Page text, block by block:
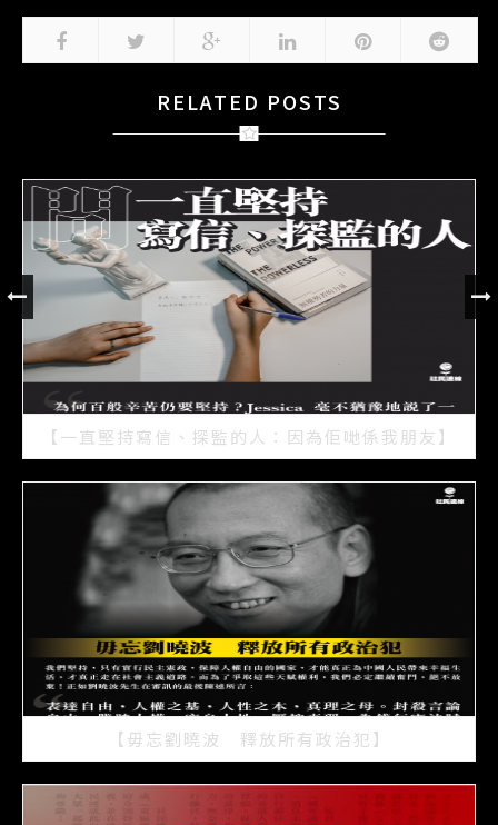
RELATED POSTS
【一直堅持寫信、探監的人：因為佢哋係我朋友】
2021/07/15
【毋忘劉曉波 釋放所有政治犯】